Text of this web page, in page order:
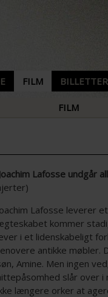
FILM BILLETTER
FILM
Lafosse undgår
Lafosse leverer
kommer
i et lidenskabeligt
antikke møbler.
Amine. Men ingen
slår over i
længere orker at